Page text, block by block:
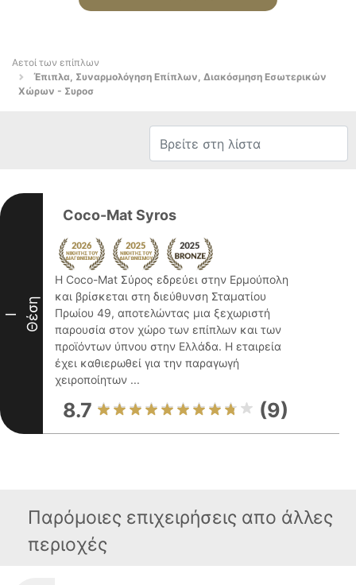
Αετοί των επίπλων
Έπιπλα, Συναρμολόγηση Επίπλων, Διακόσμηση Εσωτερικών
Χώρων - Συροσ
I Θέση
Coco-Mat Syros
Η Coco-Mat Σύρος εδρεύει στην Ερμούπολη
και βρίσκεται στη διεύθυνση Σταματίου
Πρωίου 49, αποτελώντας μια ξεχωριστή
παρουσία στον χώρο των επίπλων και των
προϊόντων ύπνου στην Ελλάδα. Η εταιρεία
έχει καθιερωθεί για την παραγωγή
χειροποίητων ...
8.7 (9)
Παρόμοιες επιχειρήσεις απο άλλες
περιοχές